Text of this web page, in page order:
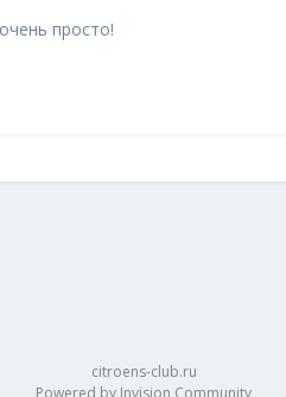
просто!
citroens-club.ru